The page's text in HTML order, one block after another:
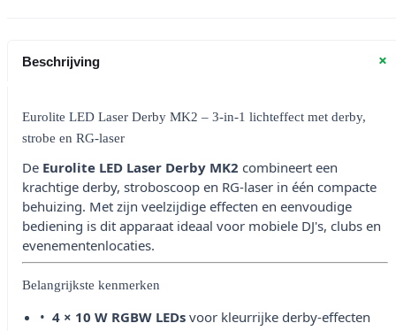
Beschrijving +
Eurolite LED Laser Derby MK2 – 3-in-1 lichteffect met derby,
strobe en RG-laser
De Eurolite LED Laser Derby MK2 combineert een
krachtige derby, stroboscoop en RG-laser in één compacte
behuizing. Met zijn veelzijdige effecten en eenvoudige
bediening is dit apparaat ideaal voor mobiele DJ's, clubs en
evenementenlocaties.
Belangrijkste kenmerken
4 × 10 W RGBW LEDs voor kleurrijke derby-effecten